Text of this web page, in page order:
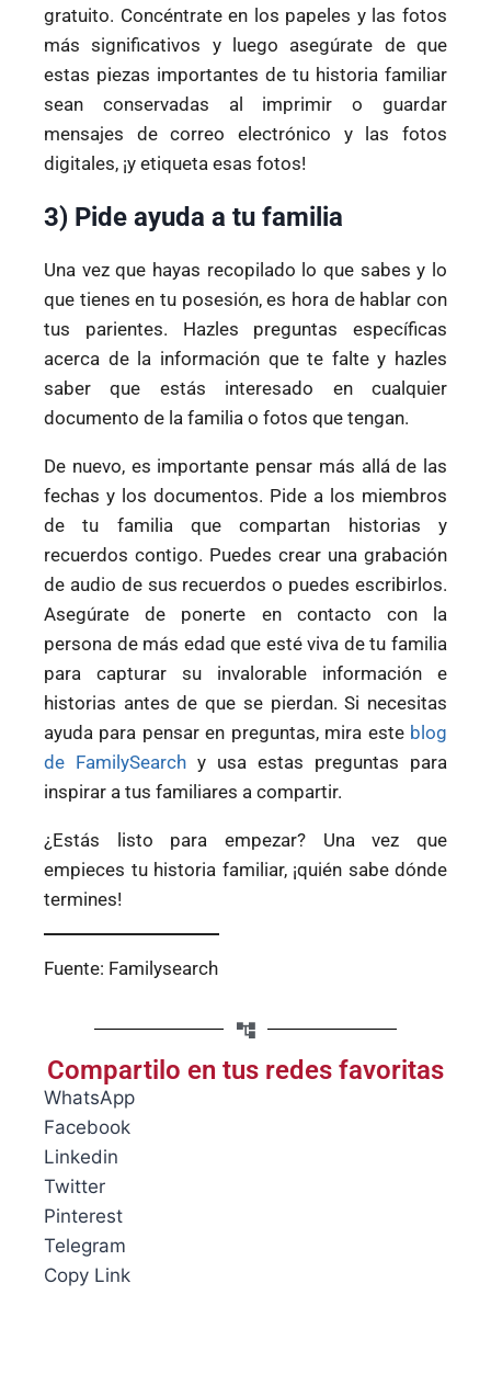
gratuito. Concéntrate en los papeles y las fotos
más significativos y luego asegúrate de que
estas piezas importantes de tu historia familiar
sean conservadas al imprimir o guardar
mensajes de correo electrónico y las fotos
digitales, ¡y etiqueta esas fotos!
3) Pide ayuda a tu familia
Una vez que hayas recopilado lo que sabes y lo
que tienes en tu posesión, es hora de hablar con
tus parientes. Hazles preguntas específicas
acerca de la información que te falte y hazles
saber que estás interesado en cualquier
documento de la familia o fotos que tengan.
De nuevo, es importante pensar más allá de las
fechas y los documentos. Pide a los miembros
de tu familia que compartan historias y
recuerdos contigo. Puedes crear una grabación
de audio de sus recuerdos o puedes escribirlos.
Asegúrate de ponerte en contacto con la
persona de más edad que esté viva de tu familia
para capturar su invalorable información e
historias antes de que se pierdan. Si necesitas
ayuda para pensar en preguntas, mira este blog
de FamilySearch y usa estas preguntas para
inspirar a tus familiares a compartir.
¿Estás listo para empezar? Una vez que
empieces tu historia familiar, ¡quién sabe dónde
termines!
Fuente: Familysearch
Compartilo en tus redes favoritas
WhatsApp
Facebook
Linkedin
Twitter
Pinterest
Telegram
Copy Link